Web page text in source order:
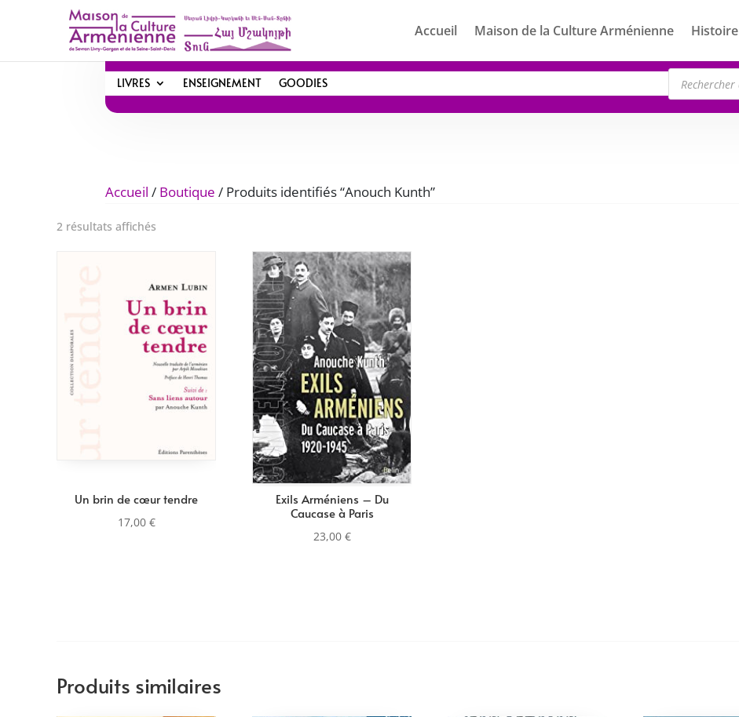
Accueil Maison de la Culture Arménienne Histoire
LIVRES ENSEIGNEMENT GOODIES Recherche
de
produits
Accueil / Boutique / Produits identifiés “Anouch Kunth”
2 résultats affichés
récent
au
plus
ancien
Un brin de cœur tendre
17,00 €
Exils Arméniens – Du
Caucase à Paris
23,00 €
Produits similaires